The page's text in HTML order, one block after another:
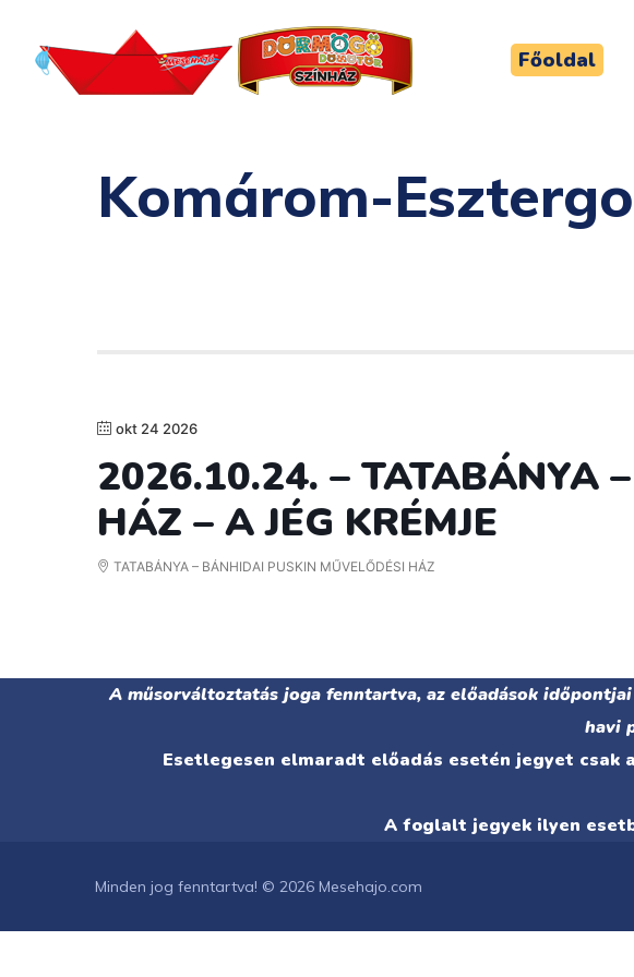
Főoldal
Komárom-
okt 24 2026
2026.10.24. – TATABÁNYA
HÁZ – A JÉG KRÉMJE
TATABÁNYA – BÁNHIDAI PUSKIN MŰVELŐDÉSI HÁZ
A műsorváltoztatás joga fenntartva, az előadások
havi
Esetlegesen elmaradt előadás esetén jegyet csak
A foglalt jegyek ilyen
Minden jog fenntartva! © 2026 Mesehajo.com